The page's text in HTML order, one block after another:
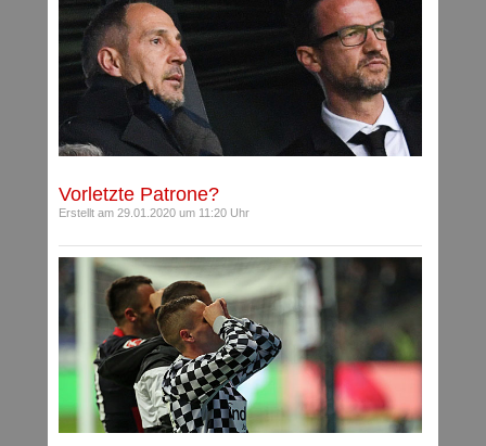
Vorletzte Patrone?
Erstellt am 29.01.2020 um 11:20 Uhr